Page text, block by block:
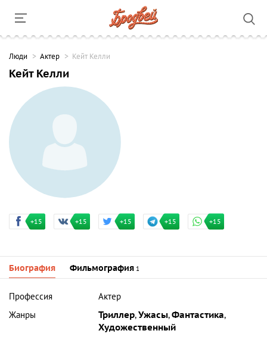
Люди Актер Кейт Келли
Кейт Келли
+15 +15 +15 +15 +15
Биография Фильмография 1
Профессия
Актер
Жанры
Триллер,Ужасы,Фантастика,
Художественный